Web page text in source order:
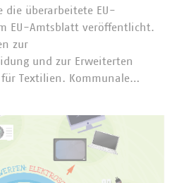
die überarbeitete EU-
EU-Amtsblatt veröffentlicht.
zur
und zur Erweiterten
Textilien. Kommunale…